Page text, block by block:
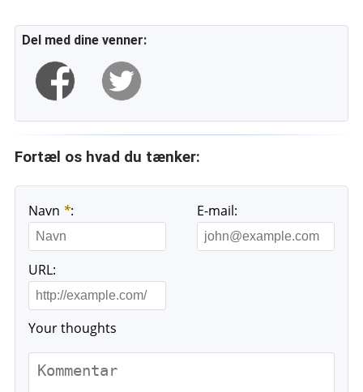
Del med dine venner:
Fortæl os hvad du tænker:
Navn *: E-mail:
URL:
Your thoughts